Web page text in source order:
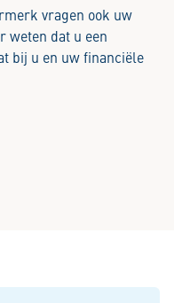
vragen ook uw
weten dat u een
bij u en uw financiële